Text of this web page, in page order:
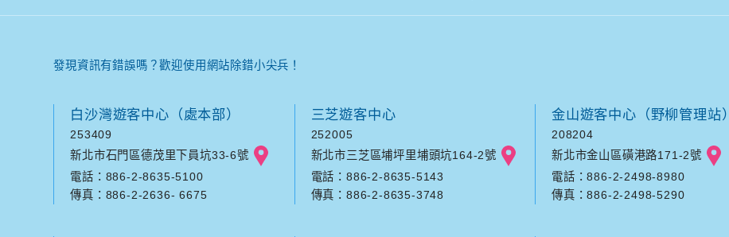
發現資訊有錯誤嗎？歡迎使用網站除錯小尖兵！
白沙灣遊客中心（處本部）
253409
新北市石門區德茂里下員坑33-6號
電話：886-2-8635-5100
傳真：886-2-2636- 6675
三芝遊客中心
252005
新北市三芝區埔坪里埔頭坑164-2號
電話：886-2-8635-5143
傳真：886-2-8635-3748
金山遊客中心（野柳管理站）
208204
新北市金山區磺港路171-2號
電話：886-2-2498-8980
傳真：886-2-2498-5290